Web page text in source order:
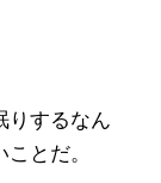
りするなん
とだ。